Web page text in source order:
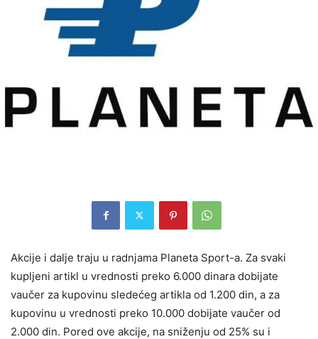
Akcije i dalje traju u radnjama Planeta Sport-a. Za svaki
kupljeni artikl u vrednosti preko 6.000 dinara dobijate
vaučer za kupovinu sledećeg artikla od 1.200 din, a za
kupovinu u vrednosti preko 10.000 dobijate vaučer od
2.000 din. Pored ove akcije, na sniženju od 25% su i